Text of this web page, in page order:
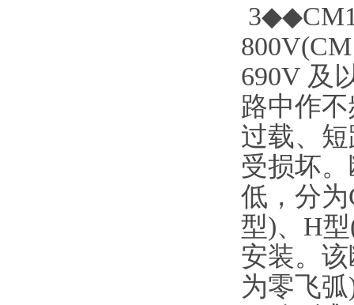
690V 及
路中作
过载、
受损坏
低，分
型)、H
安装。
为零飞